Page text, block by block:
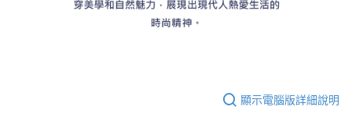
顯示電腦版詳細說明